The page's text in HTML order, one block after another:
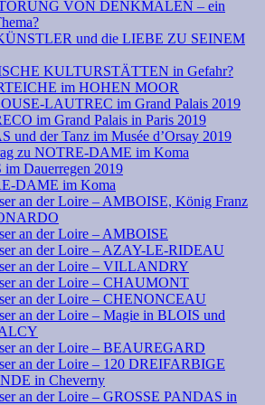
VON DENKMALEN – ein
und die LIEBE ZU SEINEM
KULTURSTÄTTEN in Gefahr?
im HOHEN MOOR
LAUTREC im Grand Palais 2019
im Grand Palais in Paris 2019
und der Tanz im Musée d’Orsay 2019
zu NOTRE-DAME im Koma
im Dauerregen 2019
DAME im Koma
an der Loire – AMBOISE, König Franz
an der Loire – AMBOISE
an der Loire – AZAY-LE-RIDEAU
an der Loire – VILLANDRY
an der Loire – CHAUMONT
an der Loire – CHENONCEAU
an der Loire – Magie in BLOIS und
an der Loire – BEAUREGARD
an der Loire – 120 DREIFARBIGE
in Cheverny
an der Loire – GROSSE PANDAS in